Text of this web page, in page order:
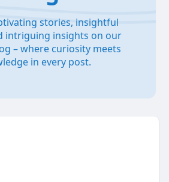
stories, insightful
intriguing insights on our
– where curiosity meets
in every post.